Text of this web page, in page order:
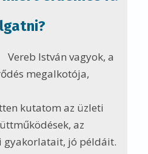
több pénzük legyen.
vagy arra,
a cégedre